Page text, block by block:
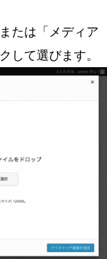
たは「メディア
して選びます。